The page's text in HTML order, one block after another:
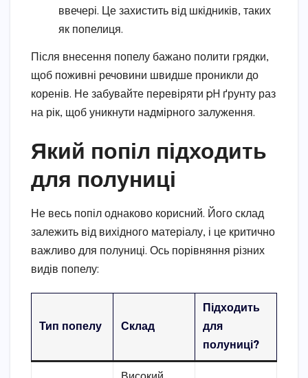
ввечері. Це захистить від шкідників, таких
як попелиця.
Після внесення попелу бажано полити грядки,
щоб поживні речовини швидше проникли до
коренів. Не забувайте перевіряти pH ґрунту раз
на рік, щоб уникнути надмірного залуження.
Який попіл підходить
для полуниці
Не весь попіл однаково корисний. Його склад
залежить від вихідного матеріалу, і це критично
важливо для полуниці. Ось порівняння різних
видів попелу:
Тип попелу Склад
Підходить
для
полуниці?